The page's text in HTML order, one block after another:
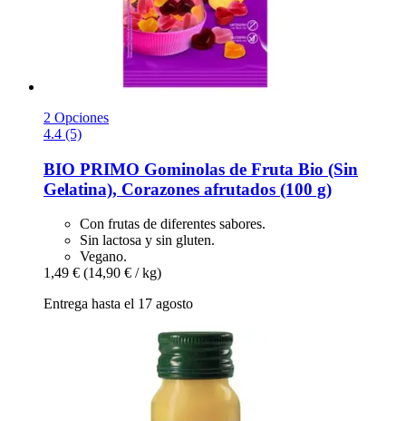
2 Opciones
4.4 (5)
BIO PRIMO Gominolas de Fruta Bio (Sin
Gelatina), Corazones afrutados (100 g)
Con frutas de diferentes sabores.
Sin lactosa y sin gluten.
Vegano.
1,49 € (14,90 € / kg)
Entrega hasta el 17 agosto